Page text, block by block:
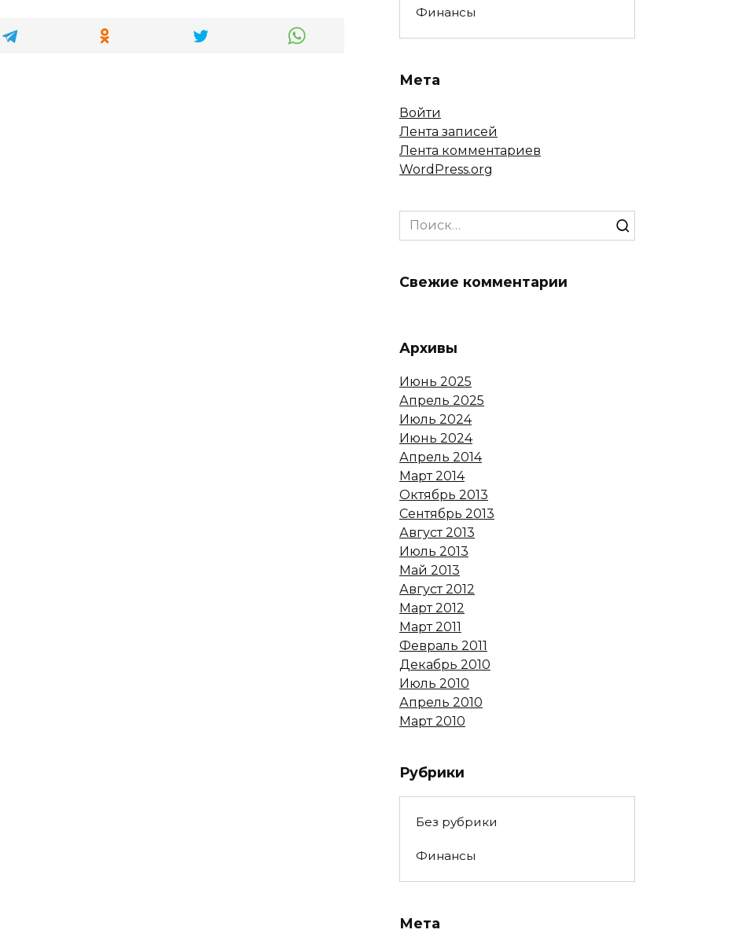
Финансы
Мета
Войти
Лента записей
Лента комментариев
WordPress.org
Search
for:
Свежие комментарии
Архивы
Июнь 2025
Апрель 2025
Июль 2024
Июнь 2024
Апрель 2014
Март 2014
Октябрь 2013
Сентябрь 2013
Август 2013
Июль 2013
Май 2013
Август 2012
Март 2012
Март 2011
Февраль 2011
Декабрь 2010
Июль 2010
Апрель 2010
Март 2010
Рубрики
Без рубрики
Финансы
Мета